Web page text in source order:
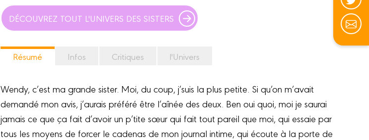
DÉCOUVREZ TOUT L'UNIVERS DES SISTERS
Résumé Infos Critiques l'Univers
Wendy, c’est ma grande sister. Moi, du coup, j’suis la plus petite. Si qu’on m’avait
demandé mon avis, j’aurais préféré être l’aînée des deux. Ben oui quoi, moi je saurai
jamais ce que ça fait d’avoir un p’tite sœur qui fait tout pareil que moi, qui essaie par
tous les moyens de forcer le cadenas de mon journal intime, qui écoute à la porte de